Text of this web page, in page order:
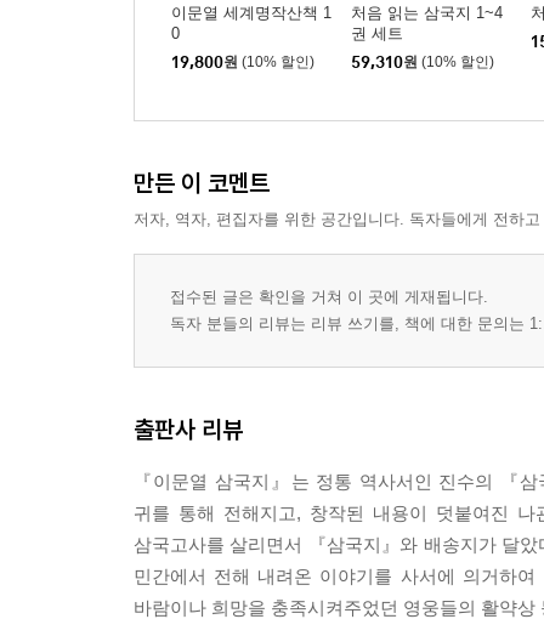
이문열 세계명작산책 1
0
19,800원 (10% 할인)
처음 읽는 삼국지 1~4
권 세트
59,310원 (10% 할인)
만든 이 코멘트
저자, 역자, 편집자를 위한 공간입니다. 독자들에게 전하
접수된 글은 확인을 거쳐 이 곳에 게재됩니다.
독자 분들의 리뷰는 리뷰 쓰기를, 책에 대한 문의는
출판사 리뷰
『이문열 삼국지』는 정통 역사서인 진수의 『
귀를 통해 전해지고, 창작된 내용이 덧붙여진
삼국고사를 살리면서 『삼국지』와 배송지가 달
민간에서 전해 내려온 이야기를 사서에 의거하
바람이나 희망을 충족시켜주었던 영웅들의 활약